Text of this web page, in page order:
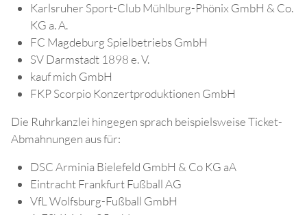
Karlsruher Sport-Club Mühlburg-Phönix GmbH & Co.
KG a. A.
FC Magdeburg Spielbetriebs GmbH
SV Darmstadt 1898 e. V.
kauf mich GmbH
FKP Scorpio Konzertproduktionen GmbH
Die Ruhrkanzlei hingegen sprach beispielsweise Ticket-
Abmahnungen aus für:
DSC Arminia Bielefeld GmbH & Co KG aA
Eintracht Frankfurt Fußball AG
VfL Wolfsburg-Fußball GmbH